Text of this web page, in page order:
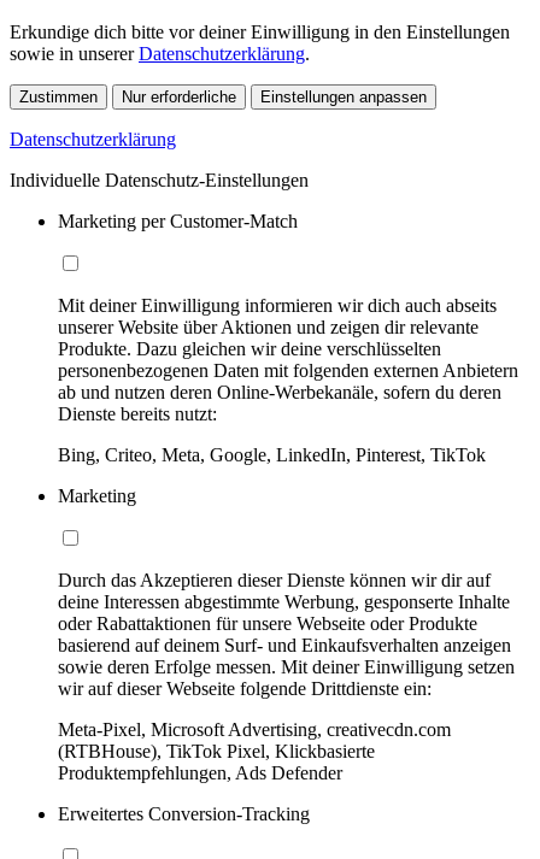
Erkundige dich bitte vor deiner Einwilligung in den Einstellungen
sowie in unsererDatenschutzerklärung.
Zustimmen Nur erforderliche Einstellungen anpassen
Datenschutzerklärung
Individuelle Datenschutz-Einstellungen
Marketing per Customer-Match
Mit deiner Einwilligung informieren wir dich auch abseits
unserer Website über Aktionen und zeigen dir relevante
Produkte. Dazu gleichen wir deine verschlüsselten
personenbezogenen Daten mit folgenden externen Anbietern
ab und nutzen deren Online-Werbekanäle, sofern du deren
Dienste bereits nutzt:
Bing, Criteo, Meta, Google, LinkedIn, Pinterest, TikTok
Marketing
Durch das Akzeptieren dieser Dienste können wir dir auf
deine Interessen abgestimmte Werbung, gesponserte Inhalte
oder Rabattaktionen für unsere Webseite oder Produkte
basierend auf deinem Surf- und Einkaufsverhalten anzeigen
sowie deren Erfolge messen. Mit deiner Einwilligung setzen
wir auf dieser Webseite folgende Drittdienste ein:
Meta-Pixel, Microsoft Advertising, creativecdn.com
(RTBHouse), TikTok Pixel, Klickbasierte
Produktempfehlungen, Ads Defender
Erweitertes Conversion-Tracking